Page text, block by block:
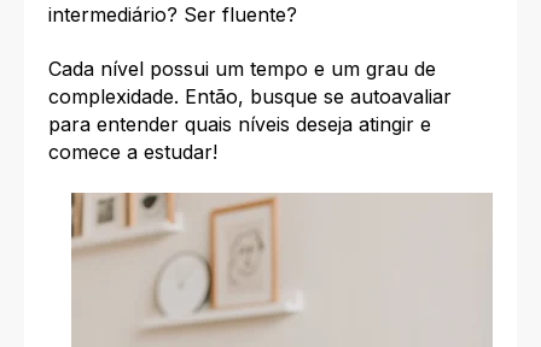
intermediário? Ser fluente?
Cada nível possui um tempo e um grau de
complexidade. Então, busque se autoavaliar
para entender quais níveis deseja atingir e
comece a estudar!